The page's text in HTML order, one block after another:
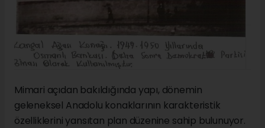
Mimari açıdan bakıldığında yapı, dönemin
geleneksel Anadolu konaklarının karakteristik
özelliklerini yansıtan plan düzenine sahip bulunuyor.